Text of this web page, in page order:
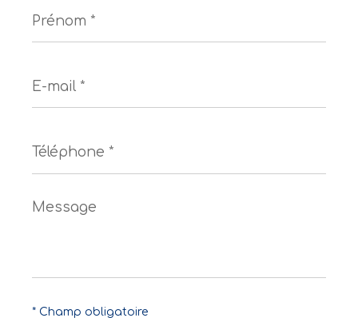
*
mail
*
*
Message
*
* Champ obligatoire